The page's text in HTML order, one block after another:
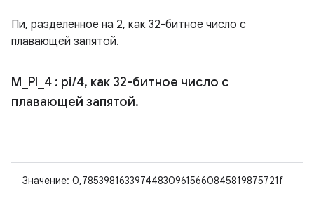
Пи, разделенное на 2, как 32-битное число с
плавающей запятой.
M PI 4 : pi/4, как 32-битное число с
плавающей запятой.
Значение: 0,785398163397448309615660845819875721f